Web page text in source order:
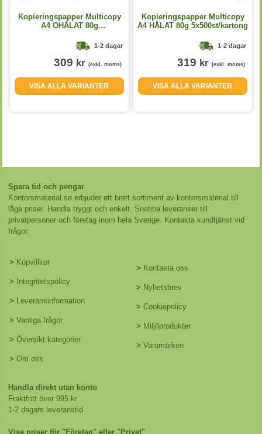
Kopieringspapper Multicopy
A4 OHÅLAT 80g
1-2 dagar
309 kr (exkl. moms)
VISA ALLA VARIANTER
Kopieringspapper Multicopy
A4 HÅLAT 80g 5x500st/kartong
1-2 dagar
319 kr (exkl. moms)
VISA ALLA VARIANTER
Spara tid och pengar
Kontorsmaterial.se erbjuder ett brett sortiment av kontorsmaterial till
låga priser. Handla tryggt och enkelt. Snabba leveranser till
privatpersoner och företag inom hela Sverige. Kontakta kundtjänst vid
frågor.
> Köpvillkor
> Integritetspolicy
> Leveransinformation
> Vanliga frågor
> Översikt kategorier
> Om oss
> Kontakta oss
> Nyhetsbrev
> Cookiepolicy
> Miljöprodukter
> Varumärken
Handla direkt utan konto
Fraktfritt över 995 kr
1-2 dagars leveranstid
Visa priser för "Företag" eller "Privat"